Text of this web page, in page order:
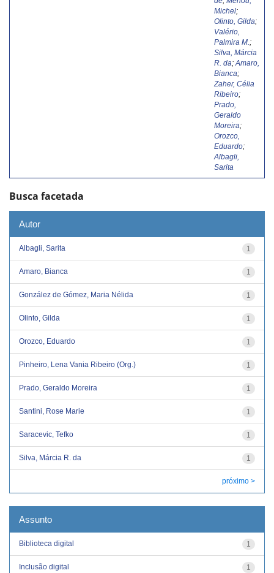
Michel;
Olinto, Gilda;
Valério,
Palmira M. ;
Silva, Márcia
R. da; Amaro,
Bianca;
Zaher, Célia
Ribeiro;
Prado,
Geraldo
Moreira;
Orozco,
Eduardo;
Albagli,
Sarita
Busca facetada
Autor
1
Albagli, Sarita
1
Amaro, Bianca
1
González de Gómez, Maria Nélida
1
Olinto, Gilda
1
Orozco, Eduardo
1
Pinheiro, Lena Vania Ribeiro (Org.)
1
Prado, Geraldo Moreira
1
Santini, Rose Marie
1
Saracevic, Tefko
1
Silva, Márcia R. da
próximo >
Assunto
1
Biblioteca digital
1
Inclusão digital